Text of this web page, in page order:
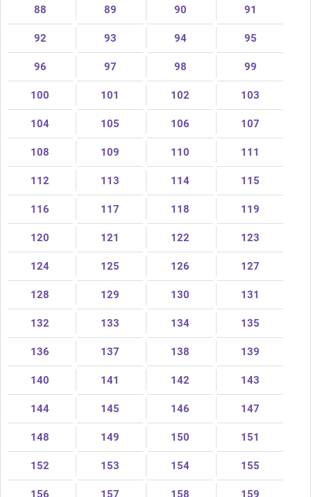
88 89 90 91
92 93 94 95
96 97 98 99
100 101 102 103
104 105 106 107
108 109 110 111
112 113 114 115
116 117 118 119
120 121 122 123
124 125 126 127
128 129 130 131
132 133 134 135
136 137 138 139
140 141 142 143
144 145 146 147
148 149 150 151
152 153 154 155
156 157 158 159